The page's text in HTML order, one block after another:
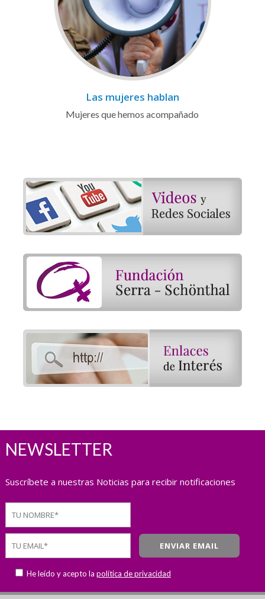
Las mujeres hablan
Mujeres que hemos acompañado
NEWSLETTER
Suscríbete a nuestras Noticias para recibir notificaciones
He leído y acepto la política de privacidad